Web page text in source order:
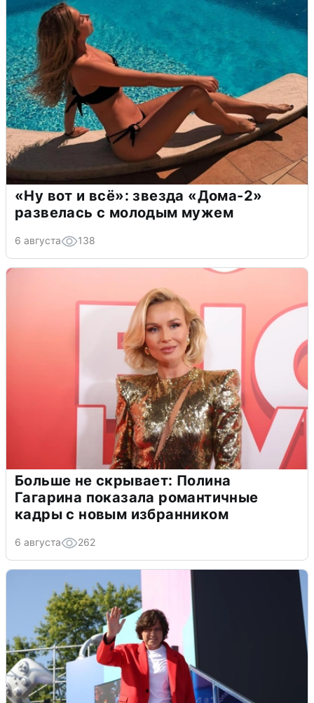
«Ну вот и всё»: звезда «Дома-2»
развелась с молодым мужем
6 августа 138
Больше не скрывает: Полина
Гагарина показала романтичные
кадры с новым избранником
6 августа 262